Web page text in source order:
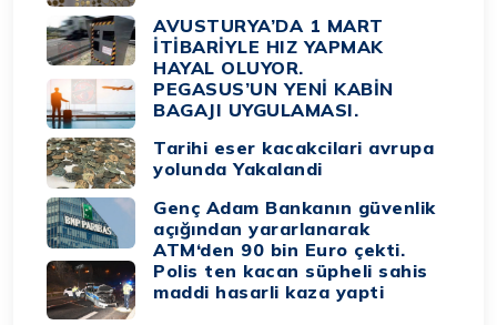
AVUSTURYA’DA 1 MART
İTİBARİYLE HIZ YAPMAK
HAYAL OLUYOR.
PEGASUS’UN YENİ KABİN
BAGAJI UYGULAMASI.
Tarihi eser kacakcilari avrupa
yolunda Yakalandi
Genç Adam Bankanın güvenlik
açığından yararlanarak
ATM‘den 90 bin Euro çekti.
Polis ten kacan süpheli sahis
maddi hasarli kaza yapti